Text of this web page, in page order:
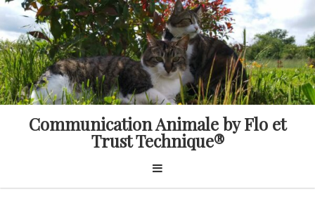
Skip
content
Communication Animale by Flo et
Trust Technique®